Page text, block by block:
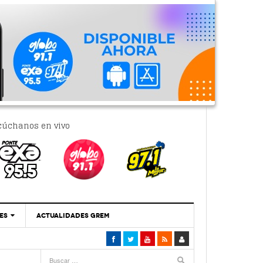
en vivo
‘Se Vale Soñar Con Una Contraloría Ciudadana’
ACTUALIDADES GREM